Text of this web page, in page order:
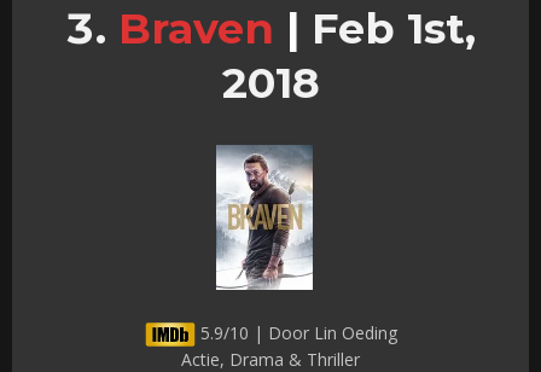
Braven | Feb 1st,
2018
5.9/10 | Door Lin Oeding
Actie, Drama & Thriller